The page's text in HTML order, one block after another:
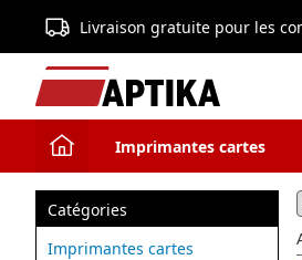
Livraison gratuite pour les
Imprimantes cartes
Catégories
Imprimantes cartes